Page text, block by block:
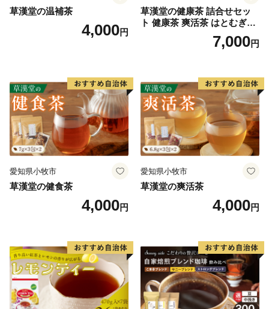
草漢堂の温補茶
4,000円
草漢堂の健康茶 詰合せセッ
ト 健康茶 爽活茶 はとむぎ茶
温補茶 健食茶 和漢紅茶 お茶
7,000円
愛知県小牧市
草漢堂の健食茶
4,000円
愛知県小牧市
草漢堂の爽活茶
4,000円